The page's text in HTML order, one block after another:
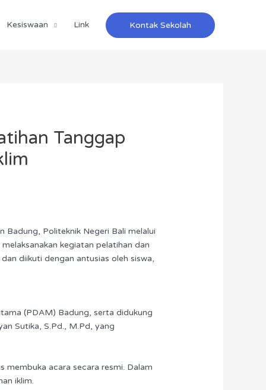
Kesiswaan Link Kontak Sekolah
Tanggap
Badung, Politeknik Negeri Bali melalui
kegiatan pelatihan dan
diikuti dengan antusias oleh siswa,
(PDAM) Badung, serta didukung
Sutika, S.Pd., M.Pd, yang
membuka acara secara resmi. Dalam
iklim.